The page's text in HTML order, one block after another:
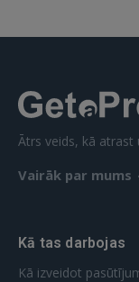
Ātrs veids, kā
Vairāk par mums
Kā tas darbojas
Kā izveidot